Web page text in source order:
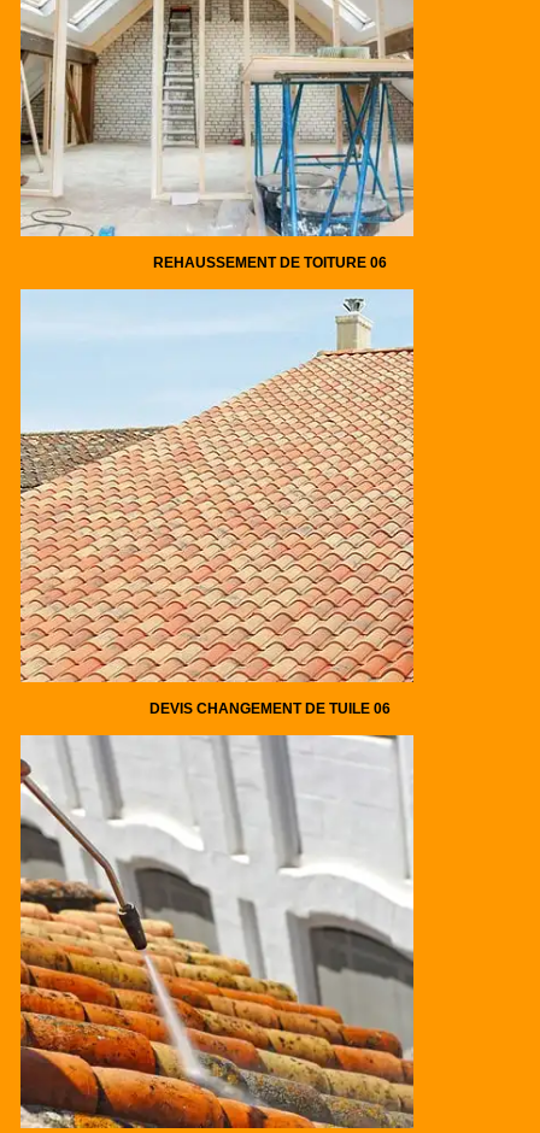
REHAUSSEMENT DE TOITURE 06
DEVIS CHANGEMENT DE TUILE 06